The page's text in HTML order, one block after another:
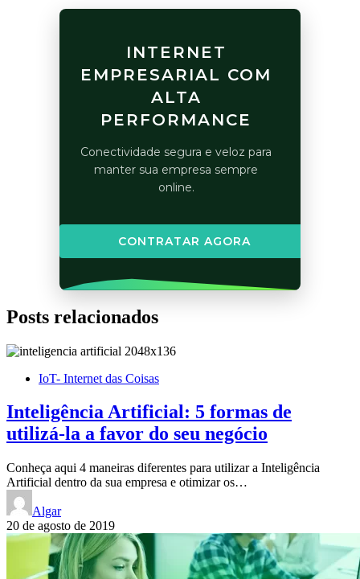
INTERNET
EMPRESARIAL COM
ALTA
PERFORMANCE
Conectividade segura e veloz para
manter sua empresa sempre
online.
CONTRATAR AGORA
Posts relacionados
IoT- Internet das Coisas
Inteligência Artificial: 5 formas de
utilizá-la a favor do seu negócio
Conheça aqui 4 maneiras diferentes para utilizar a Inteligência
Artificial dentro da sua empresa e otimizar os…
Algar
20 de agosto de 2019